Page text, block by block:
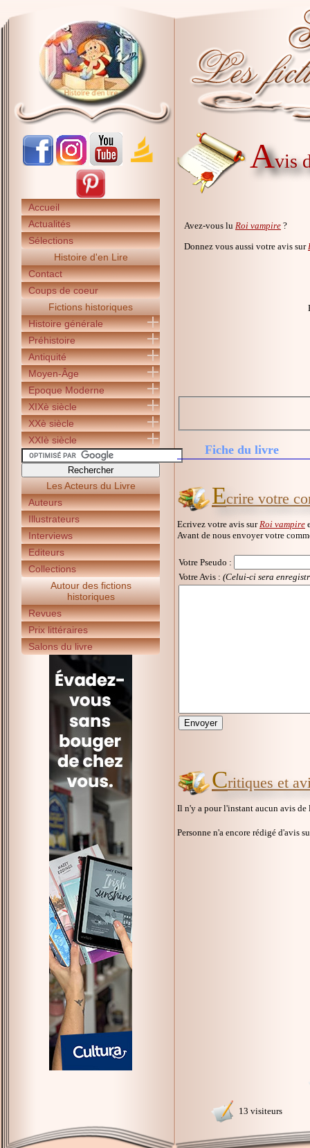
Accueil
Actualités
Sélections
Histoire d'en Lire
Contact
Coups de coeur
Fictions historiques
Histoire générale
Préhistoire
Antiquité
Moyen-Âge
Epoque Moderne
XIXè siècle
XXè siècle
XXIè siècle
Les Acteurs du Livre
Auteurs
Illustrateurs
Interviews
Editeurs
Collections
Autour des fictions
historiques
Revues
Prix littéraires
Salons du livre
Avis
Avez-vous lu Roi vampire ?
Donnez vous aussi votre avis sur
Fiche du livre
Ecrire votre
Ecrivez votre avis sur Roi vampire
Avant de nous envoyer votre
Votre Pseudo :
Votre Avis : (Celui-ci sera
Critiques et
Il n'y a pour l'instant aucun avis
Personne n'a encore rédigé d'avis
13 visiteurs